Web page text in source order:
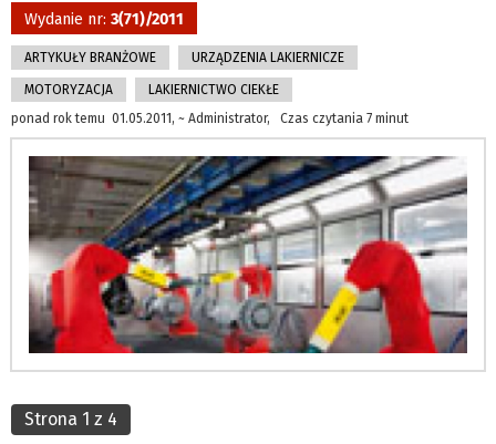
Wydanie nr: 3(71)/2011
ARTYKUŁY BRANŻOWE URZĄDZENIA LAKIERNICZE
MOTORYZACJA
LAKIERNICTWO CIEKŁE
ponad rok temu 01.05.2011, ~ Administrator, Czas czytania 7 minut
Strona 1 z 4